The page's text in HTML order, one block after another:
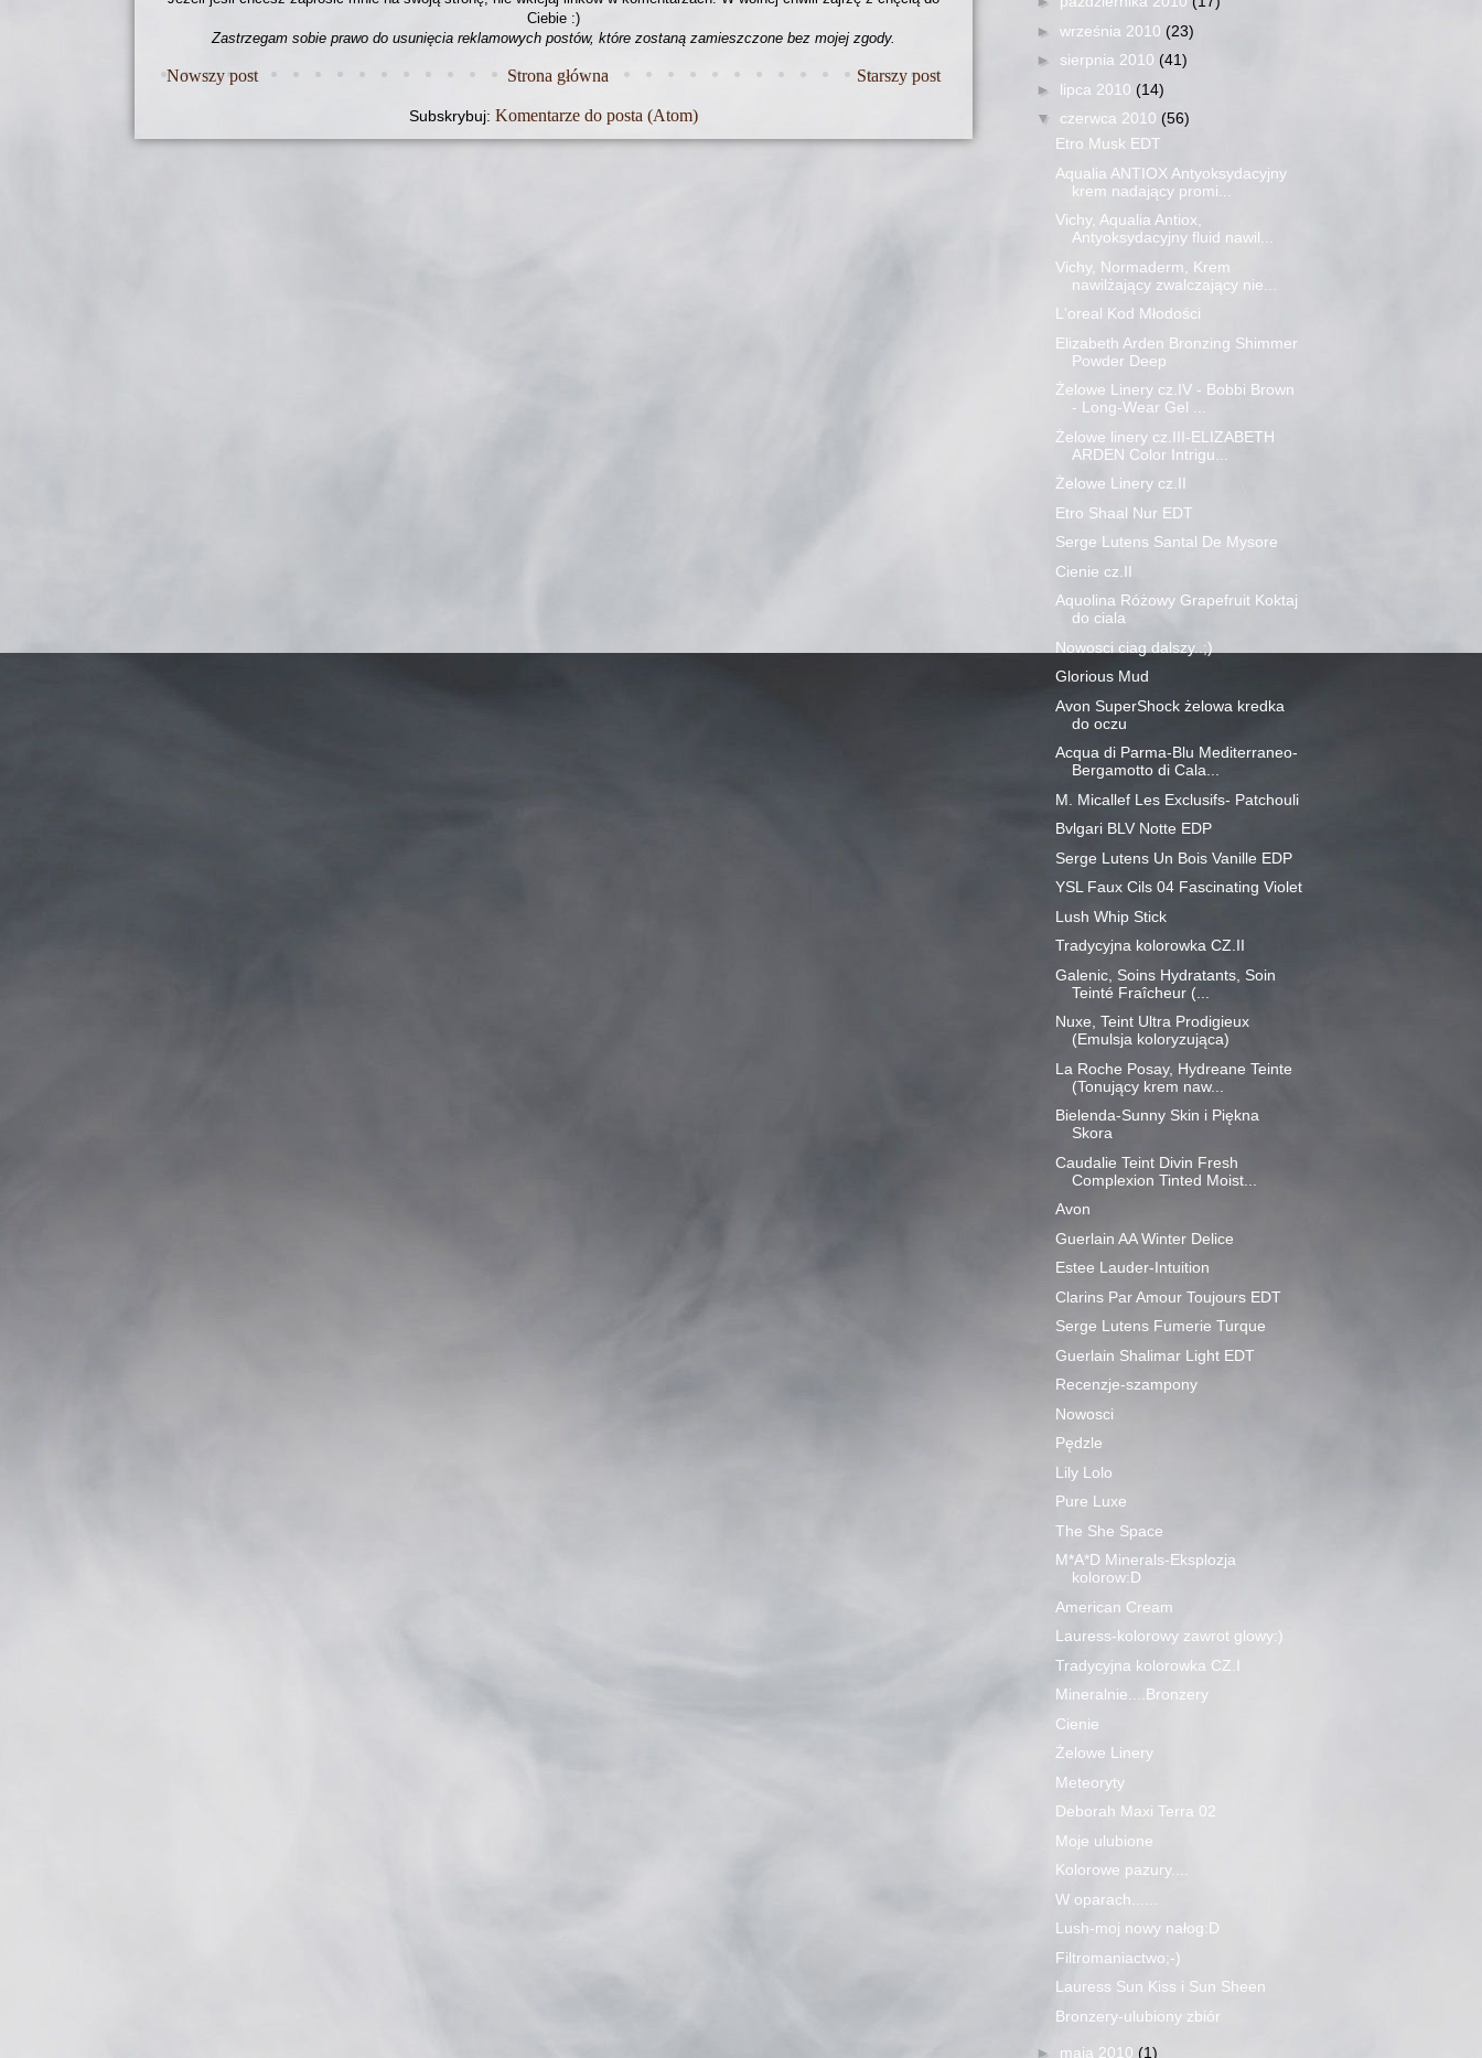
Ciebie :)
Zastrzegam sobie prawo do usunięcia reklamowych postów, które zostaną zamieszczone bez mojej zgody.
Nowszy post Starszy post
Strona główna
Subskrybuj: Komentarze do posta (Atom)
► września 2010 (23)
► sierpnia 2010 (41)
► lipca 2010 (14)
▼ czerwca 2010 (56)
Etro Musk EDT
Aqualia ANTIOX Antyoksydacyjny
krem nadający promi...
Vichy, Aqualia Antiox,
Antyoksydacyjny fluid nawil...
Vichy, Normaderm, Krem
nawilżający zwalczający nie...
L'oreal Kod Młodości
Elizabeth Arden Bronzing Shimmer
Powder Deep
Żelowe Linery cz.IV - Bobbi Brown
- Long-Wear Gel ...
Żelowe linery cz.III-ELIZABETH
ARDEN Color Intrigu...
Żelowe Linery cz.II
Etro Shaal Nur EDT
Serge Lutens Santal De Mysore
Cienie cz.II
Aquolina Różowy Grapefruit Koktaj
do ciala
Nowosci ciag dalszy..;)
Glorious Mud
Avon SuperShock żelowa kredka
do oczu
Acqua di Parma-Blu Mediterraneo-
Bergamotto di Cala...
M. Micallef Les Exclusifs- Patchouli
Bvlgari BLV Notte EDP
Serge Lutens Un Bois Vanille EDP
YSL Faux Cils 04 Fascinating Violet
Lush Whip Stick
Tradycyjna kolorowka CZ.II
Galenic, Soins Hydratants, Soin
Teinté Fraîcheur (...
Nuxe, Teint Ultra Prodigieux
(Emulsja koloryzująca)
La Roche Posay, Hydreane Teinte
(Tonujący krem naw...
Bielenda-Sunny Skin i Piękna
Skora
Caudalie Teint Divin Fresh
Complexion Tinted Moist...
Avon
Guerlain AA Winter Delice
Estee Lauder-Intuition
Clarins Par Amour Toujours EDT
Serge Lutens Fumerie Turque
Guerlain Shalimar Light EDT
Recenzje-szampony
Nowosci
Pędzle
Lily Lolo
Pure Luxe
The She Space
M*A*D Minerals-Eksplozja
kolorow:D
American Cream
Lauress-kolorowy zawrot glowy:)
Tradycyjna kolorowka CZ.I
Mineralnie....Bronzery
Cienie
Żelowe Linery
Meteoryty
Deborah Maxi Terra 02
Moje ulubione
Kolorowe pazury....
W oparach......
Lush-moj nowy nałog:D
Filtromaniactwo;-)
Lauress Sun Kiss i Sun Sheen
Bronzery-ulubiony zbiór
► maja 2010 (1)